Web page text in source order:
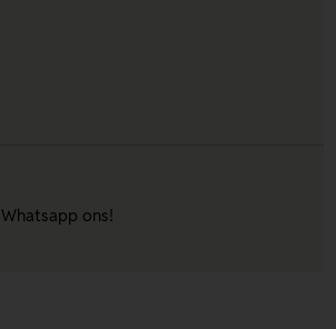
Whatsapp ons!